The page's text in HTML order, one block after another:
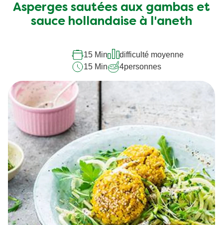
soumise
pour
Asperges sautées aux gambas et
sauce hollandaise à l'aneth
15 Min
difficulté moyenne
15 Min
4personnes